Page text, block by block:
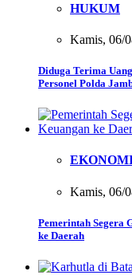
HUKUM
Kamis, 06/
Diduga Terima
Personel Polda
Kamis, 06/
Pemerintah Segera
ke Daerah